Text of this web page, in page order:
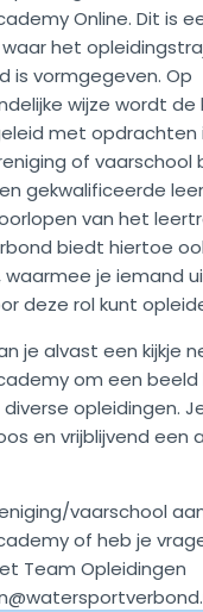
Online. Dit is
het
is vormgegeven. Op
wijze wordt
met opdrachten
of vaarschool
gekwalificeerde
van het
biedt hiertoe
je iemand
deze rol kunt
je alvast een kijkje
om een beeld
opleidingen.
en vrijblijvend een
vaarschool
of heb je
Team Opleidingen